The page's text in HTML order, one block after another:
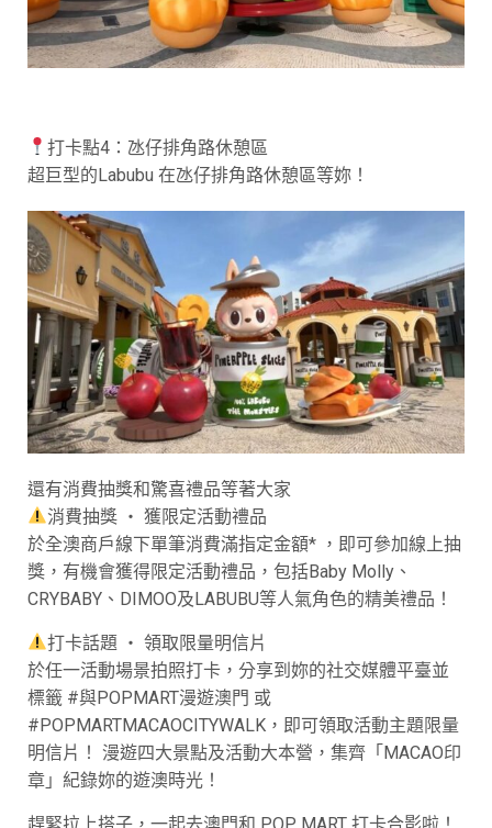
打卡點4：氹仔排角路休憩區​
超巨型的Labubu 在氹仔排角路休憩區等妳！
還有消費抽獎和驚喜禮品等著大家
消費抽獎 ‧ 獲限定活動禮品
於全澳商戶線下單筆消費滿指定金額* ，即可參加線上抽
獎，有機會獲得限定活動禮品，包括Baby Molly、
CRYBABY、DIMOO及LABUBU等人氣角色的精美禮品！
打卡話題 ‧ 領取限量明信片
於任一活動場景拍照打卡，分享到妳的社交媒體平臺並
標籤 #與POPMART漫遊澳門 或
#POPMARTMACAOCITYWALK，即可領取活動主題限量
明信片！ 漫遊四大景點及活動大本營，集齊「MACAO印
章」紀錄妳的遊澳時光！
趕緊拉上搭子，一起去澳門和 POP MART 打卡合影啦！